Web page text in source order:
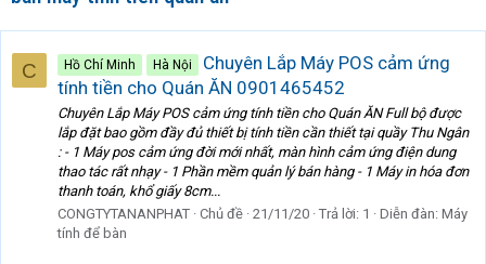
C Hồ Chí Minh Hà Nội
Chuyên Lắp Máy POS cảm ứng
tính tiền cho Quán ĂN 0901465452
Chuyên Lắp Máy POS cảm ứng tính tiền cho Quán ĂN Full bộ được
lắp đặt bao gồm đầy đủ thiết bị tính tiền cần thiết tại quầy Thu Ngân
: - 1 Máy pos cảm ứng đời mới nhất, màn hình cảm ứng điện dung
thao tác rất nhạy - 1 Phần mềm quản lý bán hàng - 1 Máy in hóa đơn
thanh toán, khổ giấy 8cm...
CONGTYTANANPHAT Chủ đề 21/11/20 Trả lời: 1 Diễn đàn: Máy
tính để bàn